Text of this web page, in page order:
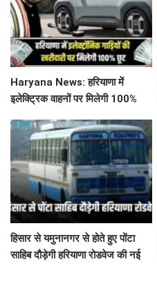
Haryana News: हरियाणा में
इलेक्ट्रिक वाहनों पर मिलेगी 100%
फैसला
हिसार से यमुनानगर से होते हुए पोंटा
साहिब दौड़ेगी हरियाणा रोडवेज की नई